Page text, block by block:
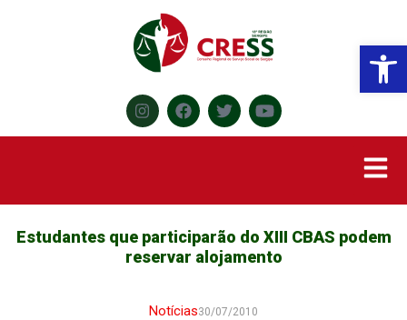
Estudantes que participarão do XIII CBAS podem
reservar alojamento
Notícias30/07/2010